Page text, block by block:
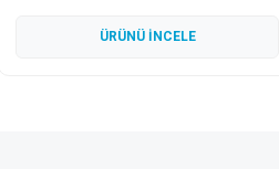
ÜRÜNÜ İNCELE